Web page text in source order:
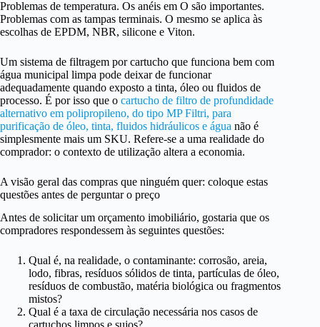
Problemas de temperatura. Os anéis em O são importantes.
Problemas com as tampas terminais. O mesmo se aplica às
escolhas de EPDM, NBR, silicone e Viton.
Um sistema de filtragem por cartucho que funciona bem com
água municipal limpa pode deixar de funcionar
adequadamente quando exposto a tinta, óleo ou fluidos de
processo. É por isso que o cartucho de filtro de profundidade
alternativo em polipropileno, do tipo MP Filtri, para
purificação de óleo, tinta, fluidos hidráulicos e água não é
simplesmente mais um SKU. Refere-se a uma realidade do
comprador: o contexto de utilização altera a economia.
A visão geral das compras que ninguém quer: coloque estas
questões antes de perguntar o preço
Antes de solicitar um orçamento imobiliário, gostaria que os
compradores respondessem às seguintes questões:
Qual é, na realidade, o contaminante: corrosão, areia,
lodo, fibras, resíduos sólidos de tinta, partículas de óleo,
resíduos de combustão, matéria biológica ou fragmentos
mistos?
Qual é a taxa de circulação necessária nos casos de